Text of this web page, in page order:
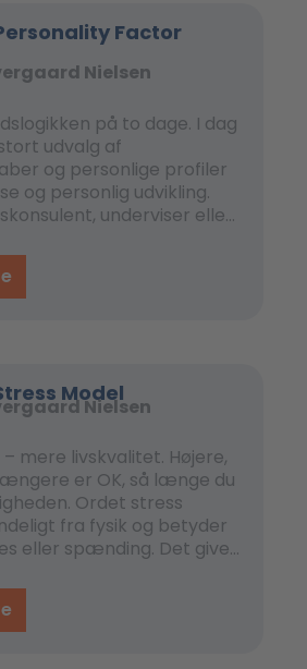
Factor
Nielsen
på to dage. I dag
udvalg af
og personlige profiler
og personlig udvikling.
underviser eller
at arbejde med
Factor Model
Model
Nielsen
mere livskvalitet. Højere,
er OK, så længe du
Ordet stress
fra fysik og betyder
eller spænding. Det giver
pres.